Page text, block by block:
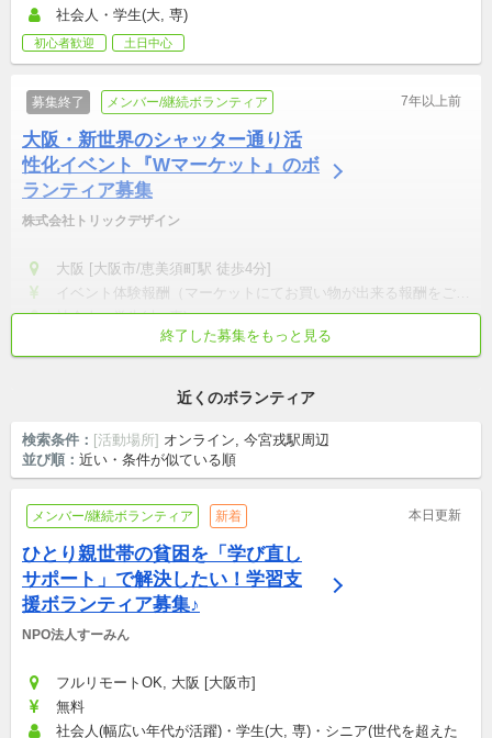
社会人・学生(大, 専)
初心者歓迎 土日中心
募集終了 メンバー/継続ボランティア 7年以上前
大阪・新世界のシャッター通り活
性化イベント『Wマーケット』のボ
ランティア募集
株式会社トリックデザイン
大阪 [大阪市/恵美須町駅 徒歩4分]
イベント体験報酬（マーケットにてお買い物が出来る報酬をご用
意しています）：日給3,000円
社会人・学生(大, 専)
終了した募集をもっと見る
近くのボランティア
検索条件： [活動場所] オンライン, 今宮戎駅周辺
並び順： 近い・条件が似ている順
メンバー/継続ボランティア 新着 本日更新
ひとり親世帯の貧困を「学び直し
サポート」で解決したい！学習支
援ボランティア募集♪
NPO法人すーみん
フルリモートOK, 大阪 [大阪市]
無料
社会人(幅広い年代が活躍)・学生(大, 専)・シニア(世代を超えた